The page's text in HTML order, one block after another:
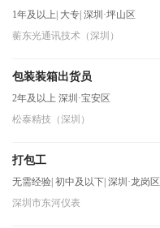
1年及以上 大专 深圳·坪山区
蘅东光通讯技术（深圳）
包装装箱出货员
2年及以上 深圳·宝安区
松泰精技（深圳）
打包工
无需经验 初中及以下 深圳·龙岗区
深圳市东河仪表